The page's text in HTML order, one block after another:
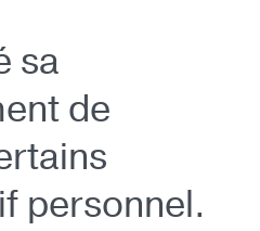
sa
de
personnel.